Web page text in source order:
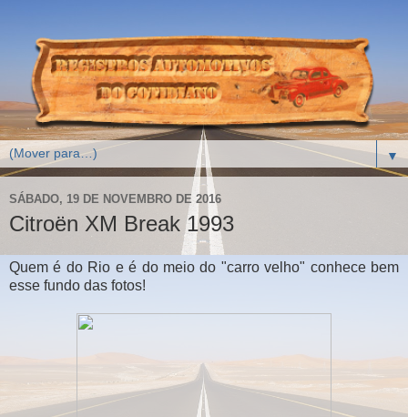
▼
SÁBADO, 19 DE NOVEMBRO DE 2016
Citroën XM Break 1993
Quem é do Rio e é do meio do "carro velho" conhece bem
esse fundo das fotos!